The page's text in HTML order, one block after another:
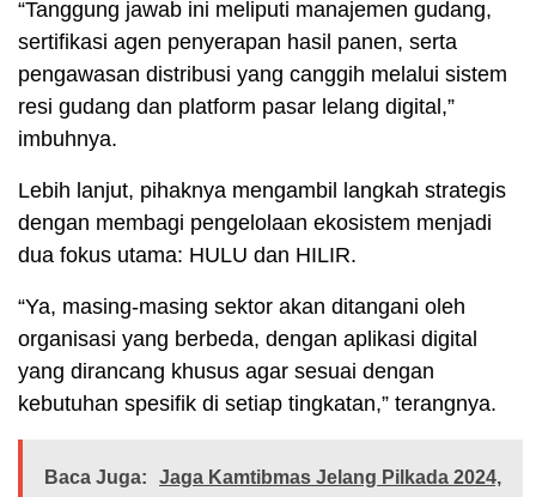
“Tanggung jawab ini meliputi manajemen gudang,
sertifikasi agen penyerapan hasil panen, serta
pengawasan distribusi yang canggih melalui sistem
resi gudang dan platform pasar lelang digital,”
imbuhnya.
Lebih lanjut, pihaknya mengambil langkah strategis
dengan membagi pengelolaan ekosistem menjadi
dua fokus utama: HULU dan HILIR.
“Ya, masing-masing sektor akan ditangani oleh
organisasi yang berbeda, dengan aplikasi digital
yang dirancang khusus agar sesuai dengan
kebutuhan spesifik di setiap tingkatan,” terangnya.
Baca Juga:
Jaga Kamtibmas Jelang Pilkada 2024,